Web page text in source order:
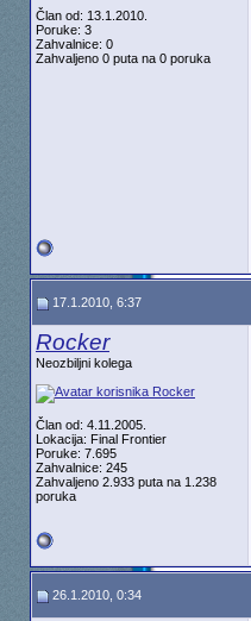
Član od: 13.1.2010.
Poruke: 3
Zahvalnice: 0
Zahvaljeno 0 puta na 0 poruka
17.1.2010, 6:37
Rocker
Neozbiljni kolega
Član od: 4.11.2005.
Lokacija: Final Frontier
Poruke: 7.695
Zahvalnice: 245
Zahvaljeno 2.933 puta na 1.238
poruka
26.1.2010, 0:34